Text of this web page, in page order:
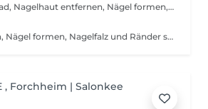
Erfrischendes Fussbad, Nagelhaut entfernen, Nägel formen, Nagelfalz und Ränder säubern, Hornhaut entfernen, Abschlusspflege Dein Nagel wird mit Shellac lackiert, verhindert Splittern und sorgt somit für eine langanhaltende Lackierung!
Nagelhaut entfernen, Nägel formen, Nagelfalz und Ränder säubern, Hornhaut entfernen, Abschlusspflege